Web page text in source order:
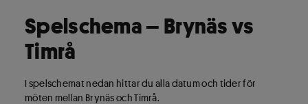
Spelschema – Brynäs vs
Timrå
I spelschemat nedan hittar du alla datum och tider för
möten mellan Brynäs och Timrå.